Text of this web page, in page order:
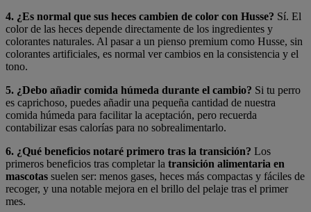
4. ¿Es normal que sus heces cambien de color con Husse? Sí. El
color de las heces depende directamente de los ingredientes y
colorantes naturales. Al pasar a un pienso premium como Husse, sin
colorantes artificiales, es normal ver cambios en la consistencia y el
tono.
5. ¿Debo añadir comida húmeda durante el cambio? Si tu perro
es caprichoso, puedes añadir una pequeña cantidad de nuestra
comida húmeda para facilitar la aceptación, pero recuerda
contabilizar esas calorías para no sobrealimentarlo.
6. ¿Qué beneficios notaré primero tras la transición? Los
primeros beneficios tras completar la transición alimentaria en
mascotas suelen ser: menos gases, heces más compactas y fáciles de
recoger, y una notable mejora en el brillo del pelaje tras el primer
mes.